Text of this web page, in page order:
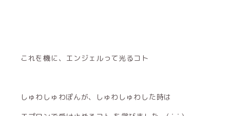
これを機に、エンジェルって光るコト
しゅわしゅわぽんが、しゅわしゅわした時は